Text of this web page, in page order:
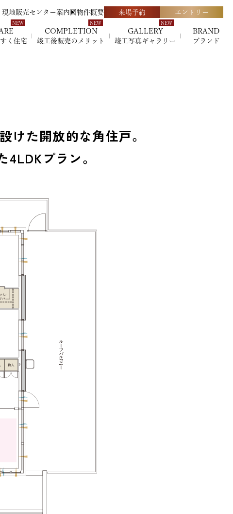
現地販売センター案内図物件概要 来場予約 エントリー
く住宅
COMPLETION
竣工後販売のメリット
GALLERY
竣工写真ギャラリー
BRAND
ブランド
けた開放的な角住戸。
4LDKプラン。